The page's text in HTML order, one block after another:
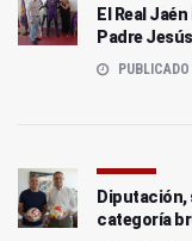
El Real
Padre Jesús
Diputación,
categoría